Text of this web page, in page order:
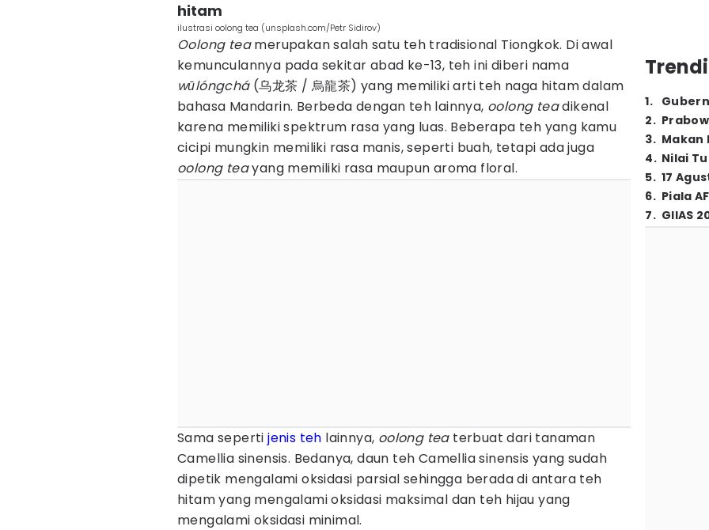
hitam
ilustrasi oolong tea (unsplash.com/Petr Sidirov)
Oolong teamerupakan salah satu teh tradisional Tiongkok. Di awal
kemunculannya pada sekitar abad ke-13, teh ini diberi nama
wūlóngchá (乌龙茶 / 烏龍茶) yang memiliki arti teh naga hitam dalam
bahasa Mandarin. Berbeda dengan teh lainnya, oolong teadikenal
karena memiliki spektrum rasa yang luas. Beberapa teh yang kamu
cicipi mungkin memiliki rasa manis, seperti buah, tetapi ada juga
oolong teayang memiliki rasa maupun aroma floral.
Sama sepertijenis teh lainnya, oolong teaterbuat dari tanaman
Camellia sinensis. Bedanya, daun teh Camellia sinensis yang sudah
dipetik mengalami oksidasi parsial sehingga berada di antara teh
hitam yang mengalami oksidasi maksimal dan teh hijau yang
mengalami oksidasi minimal.
1.
2.
3. Makan
4. Nilai
5. 17
6. Piala
7. GIIAS